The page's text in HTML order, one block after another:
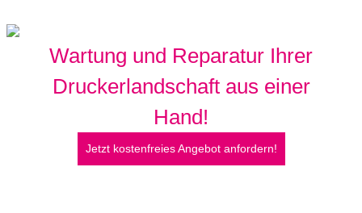
Wartung und Reparatur Ihrer
Druckerlandschaft aus einer
Hand!
Jetzt kostenfreies Angebot anfordern!